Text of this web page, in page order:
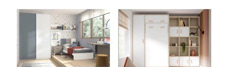
producto
tiene
múltiples
variantes.
Las
opciones